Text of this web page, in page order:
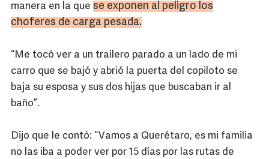
manera en la que se exponen al peligro los
choferes de carga pesada.
“Me tocó ver a un trailero parado a un lado de mi
carro que se bajó y abrió la puerta del copiloto se
baja su esposa y sus dos hijas que buscaban ir al
baño”.
Dijo que le contó: “Vamos a Querétaro, es mi familia
no las iba a poder ver por 15 días por las rutas de